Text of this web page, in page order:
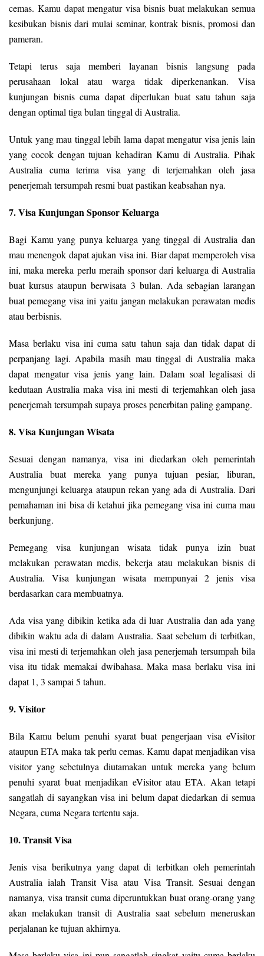
cemas. Kamu dapat mengatur visa bisnis buat melakukan semua
kesibukan bisnis dari mulai seminar, kontrak bisnis, promosi dan
pameran.
Tetapi terus saja memberi layanan bisnis langsung pada
perusahaan lokal atau warga tidak diperkenankan. Visa
kunjungan bisnis cuma dapat diperlukan buat satu tahun saja
dengan optimal tiga bulan tinggal di Australia.
Untuk yang mau tinggal lebih lama dapat mengatur visa jenis lain
yang cocok dengan tujuan kehadiran Kamu di Australia. Pihak
Australia cuma terima visa yang di terjemahkan oleh jasa
penerjemah tersumpah resmi buat pastikan keabsahan nya.
7. Visa Kunjungan Sponsor Keluarga
Bagi Kamu yang punya keluarga yang tinggal di Australia dan
mau menengok dapat ajukan visa ini. Biar dapat memperoleh visa
ini, maka mereka perlu meraih sponsor dari keluarga di Australia
buat kursus ataupun berwisata 3 bulan. Ada sebagian larangan
buat pemegang visa ini yaitu jangan melakukan perawatan medis
atau berbisnis.
Masa berlaku visa ini cuma satu tahun saja dan tidak dapat di
perpanjang lagi. Apabila masih mau tinggal di Australia maka
dapat mengatur visa jenis yang lain. Dalam soal legalisasi di
kedutaan Australia maka visa ini mesti di terjemahkan oleh jasa
penerjemah tersumpah supaya proses penerbitan paling gampang.
8. Visa Kunjungan Wisata
Sesuai dengan namanya, visa ini diedarkan oleh pemerintah
Australia buat mereka yang punya tujuan pesiar, liburan,
mengunjungi keluarga ataupun rekan yang ada di Australia. Dari
pemahaman ini bisa di ketahui jika pemegang visa ini cuma mau
berkunjung.
Pemegang visa kunjungan wisata tidak punya izin buat
melakukan perawatan medis, bekerja atau melakukan bisnis di
Australia. Visa kunjungan wisata mempunyai 2 jenis visa
berdasarkan cara membuatnya.
Ada visa yang dibikin ketika ada di luar Australia dan ada yang
dibikin waktu ada di dalam Australia. Saat sebelum di terbitkan,
visa ini mesti di terjemahkan oleh jasa penerjemah tersumpah bila
visa itu tidak memakai dwibahasa. Maka masa berlaku visa ini
dapat 1, 3 sampai 5 tahun.
9. Visitor
Bila Kamu belum penuhi syarat buat pengerjaan visa eVisitor
ataupun ETA maka tak perlu cemas. Kamu dapat menjadikan visa
visitor yang sebetulnya diutamakan untuk mereka yang belum
penuhi syarat buat menjadikan eVisitor atau ETA. Akan tetapi
sangatlah di sayangkan visa ini belum dapat diedarkan di semua
Negara, cuma Negara tertentu saja.
10. Transit Visa
Jenis visa berikutnya yang dapat di terbitkan oleh pemerintah
Australia ialah Transit Visa atau Visa Transit. Sesuai dengan
namanya, visa transit cuma diperuntukkan buat orang-orang yang
akan melakukan transit di Australia saat sebelum meneruskan
perjalanan ke tujuan akhirnya.